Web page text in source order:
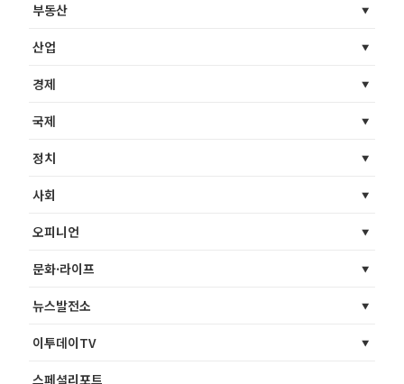
부동산
산업
경제
국제
정치
사회
오피니언
문화·라이프
뉴스발전소
이투데이TV
스페셜리포트